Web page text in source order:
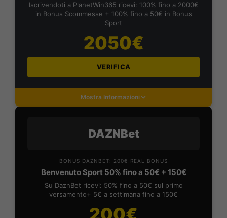
Iscrivendoti a PlanetWin365 ricevi: 100% fino a 2000€
in Bonus Scommesse + 100% fino a 50€ in Bonus
Sport
2050€
VERIFICA
Mostra Informazioni
DAZNBet
BONUS DAZNBET: 200€ REAL BONUS
Benvenuto Sport 50% fino a 50€ + 150€
Su DaznBet ricevi: 50% fino a 50€ sul primo
versamento+ 5€ a settimana fino a 150€